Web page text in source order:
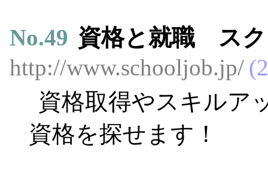
No.49 資格と就職 ス
http://www.schooljob.jp/
資格取得やスキルア
資格を探せます！